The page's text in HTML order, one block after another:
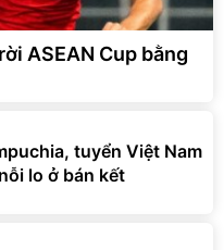
ASEAN Cup bằng
tuyển Việt Nam
lo ở bán kết